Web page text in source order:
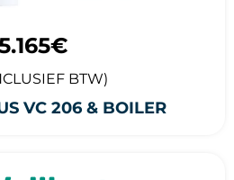
BTW)
VC 206 & BOILER